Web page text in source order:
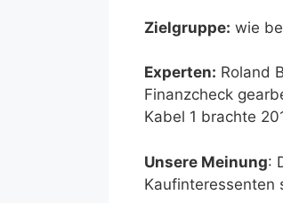
Zielgruppe: wie
Experten: Roland
Finanzcheck
Kabel 1 brachte
Unsere Meinung:
Kaufinteressenten